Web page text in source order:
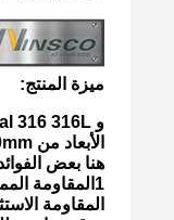
ميزة المنتج:
و WinscoMetal 316 316L الدرجة 2B سطح طاحونة حافة صفيحة الطريق الباردة من الفولاذ المقاوم للصدأ مع
الأبعاد من 1250mm العرض، 2500mm الطول، و 2.5mm سمك
هنا بعض
1المقاومة الممتازة للتآكل: فولاذ المقاوم للصدأ من الصف 316 و 316L
المقاومة